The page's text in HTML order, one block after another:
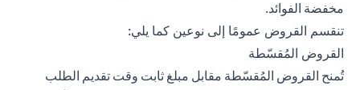
مخفضة الفوائد.
تنقسم القروض عمومًا إلى نوعين كما يلي:
القروض المُقسّطة
تُمنح القروض المُقسّطة مقابل مبلغ ثابت وقت تقديم الطلب